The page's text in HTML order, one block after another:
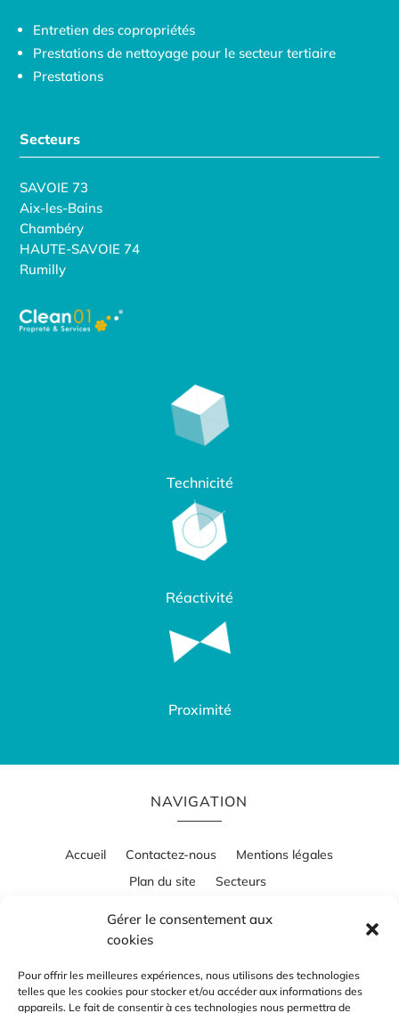
Gérer le consentement aux
cookies
Pour offrir les meilleures expériences, nous utilisons des technologies
telles que les cookies pour stocker et/ou accéder aux informations des
appareils. Le fait de consentir à ces technologies nous permettra de
Entretien des copropriétés
Prestations de nettoyage pour le secteur tertiaire
Prestations
Secteurs
SAVOIE 73
Aix-les-Bains
Chambéry
HAUTE-SAVOIE 74
Rumilly
Technicité
Réactivité
Proximité
NAVIGATION
Accueil Contactez-nous
Mentions légales
Plan du site
Secteurs